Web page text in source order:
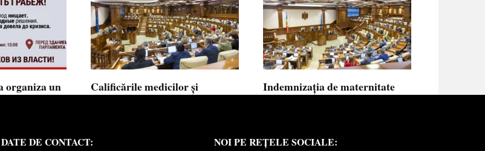
organiza un
Calificările medicilor și
Calificările profesionale obținute de medici
Indemnizația de maternitate
copilului
DATE DE CONTACT: NOI PE REȚELE SOCIALE: